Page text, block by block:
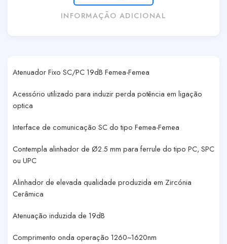
INFORMAÇÃO ADICIONAL
Atenuador Fixo SC/PC 19dB Femea-Femea
Acessório utilizado para induzir perda potência em ligação
optica
Interface de comunicação SC do tipo Femea-Femea
Contempla alinhador de Ø2.5 mm para ferrule do tipo PC, SPC
ou UPC
Alinhador de elevada qualidade produzida em Zircónia
Cerâmica
Atenuação induzida de 19dB
Comprimento onda operação 1260~1620nm